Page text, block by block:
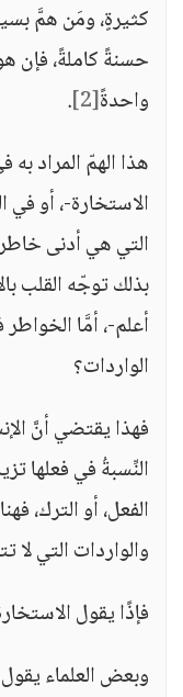
كثيرةٍ، ومَن همَّ
حسنةً كاملةً، فإن
واحدةً[2]
.
هذا الهمّ المراد
الاستخارة-، أو
التي هي أدنى
بذلك توجّه القلب
أعلم-، أمَّا
الواردات؟
فهذا يقتضي أنَّ
الفعل، أو الترك،
والواردات التي
فإذًا يقول
وبعض العلماء